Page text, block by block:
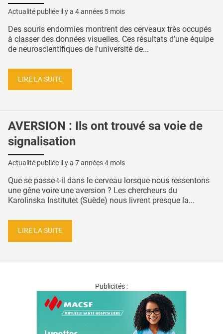
Actualité publiée il y a 4 années 5 mois
Des souris endormies montrent des cerveaux très occupés
à classer des données visuelles. Ces résultats d’une équipe
de neuroscientifiques de l'université de...
LIRE LA SUITE
AVERSION : Ils ont trouvé sa voie de
signalisation
Actualité publiée il y a 7 années 4 mois
Que se passe-t-il dans le cerveau lorsque nous ressentons
une gêne voire une aversion ? Les chercheurs du
Karolinska Institutet (Suède) nous livrent presque la...
LIRE LA SUITE
Publicités :